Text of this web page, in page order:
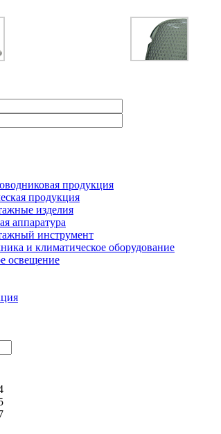
продукция
продукция
изделия
аппаратура
инструмент
и климатическое оборудование
освещение